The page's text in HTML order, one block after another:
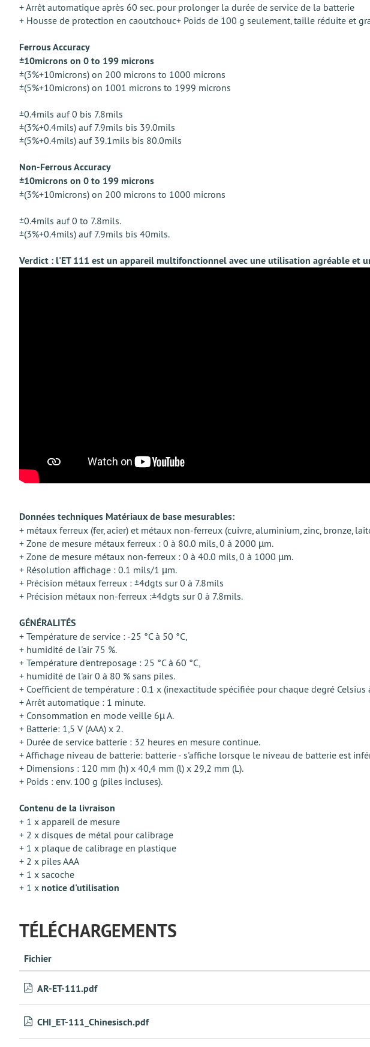
+ Arrêt automatique après 60 sec. pour prolonger la durée de service de la batterie
+ Housse de protection en caoutchouc+ Poids de 100 g seulement, taille réduite et
Ferrous Accuracy
±10microns on 0 to 199 microns
±(3%+10microns) on 200 microns to 1000 microns
±(5%+10microns) on 1001 microns to 1999 microns
±0.4mils auf 0 bis 7.8mils
±(3%+0.4mils) auf 7.9mils bis 39.0mils
±(5%+0.4mils) auf 39.1mils bis 80.0mils
Non-Ferrous Accuracy
±10microns on 0 to 199 microns
±(3%+10microns) on 200 microns to 1000 microns
±0.4mils auf 0 to 7.8mils.
±(3%+0.4mils) auf 7.9mils bis 40mils.
Verdict : l'ET 111 est un appareil multifonctionnel avec une utilisation agréable et
Données techniques Matériaux de base mesurables:
+ métaux ferreux (fer, acier) et métaux non-ferreux (cuivre, aluminium, zinc, bronze,
+ Zone de mesure métaux ferreux : 0 à 80.0 mils, 0 à 2000 µm.
+ Zone de mesure métaux non-ferreux : 0 à 40.0 mils, 0 à 1000 µm.
+ Résolution affichage : 0.1 mils/1 µm.
+ Précision métaux ferreux : ±4dgts sur 0 à 7.8mils
+ Précision métaux non-ferreux :±4dgts sur 0 à 7.8mils.
GÉNÉRALITÉS
+ Température de service : -25 °C à 50 °C,
+ humidité de l'air 75 %.
+ Température d'entreposage : 25 °C à 60 °C,
+ humidité de l'air 0 à 80 % sans piles.
+ Coefficient de température : 0.1 x (inexactitude spécifiée pour chaque degré
+ Arrêt automatique : 1 minute.
+ Consommation en mode veille 6µ A.
+ Batterie: 1,5 V (AAA) x 2.
+ Durée de service batterie : 32 heures en mesure continue.
+ Affichage niveau de batterie: batterie - s'affiche lorsque le niveau de batterie est
+ Dimensions : 120 mm (h) x 40,4 mm (l) x 29,2 mm (L).
+ Poids : env. 100 g (piles incluses).
Contenu de la livraison
+ 1 x appareil de mesure
+ 2 x disques de métal pour calibrage
+ 1 x plaque de calibrage en plastique
+ 2 x piles AAA
+ 1 x sacoche
+ 1 x notice d'utilisation
TÉLÉCHARGEMENTS
Fichier
AR-ET-111.pdf
CHI_ET-111_Chinesisch.pdf